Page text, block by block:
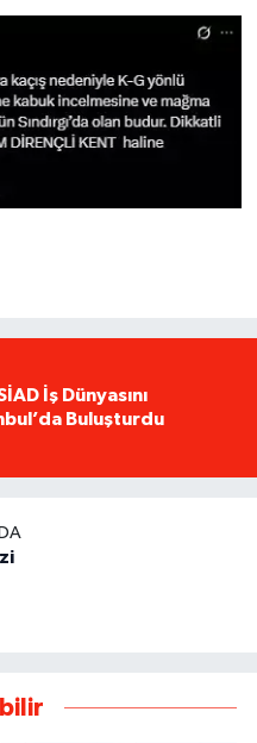
İş Dünyasını
Buluşturdu